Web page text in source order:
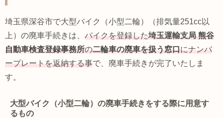
埼玉県深谷市で大型バイク（小型二輪）（排気量251cc以
上）の廃車手続きは、 バイクを登録した埼玉運輸支局 熊谷
自動車検査登録事務所の二輪車の廃車を扱う窓口にナンバ
ープレートを返納する事で、廃車手続きが完了いたしま
す。
大型バイク（小型二輪）の廃車手続きをする際に用意す
るもの